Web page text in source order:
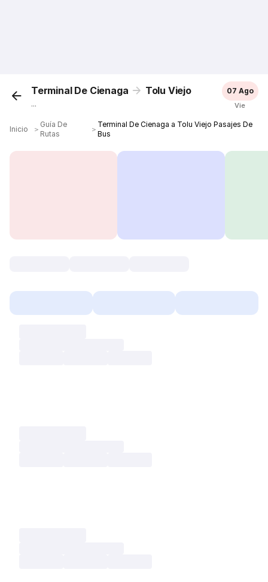
Terminal De Cienaga Tolu Viejo
...
07 Ago
Vie
Inicio ＞
Guía De
Rutas
＞
Terminal De Cienaga a Tolu Viejo Pasajes De
Bus